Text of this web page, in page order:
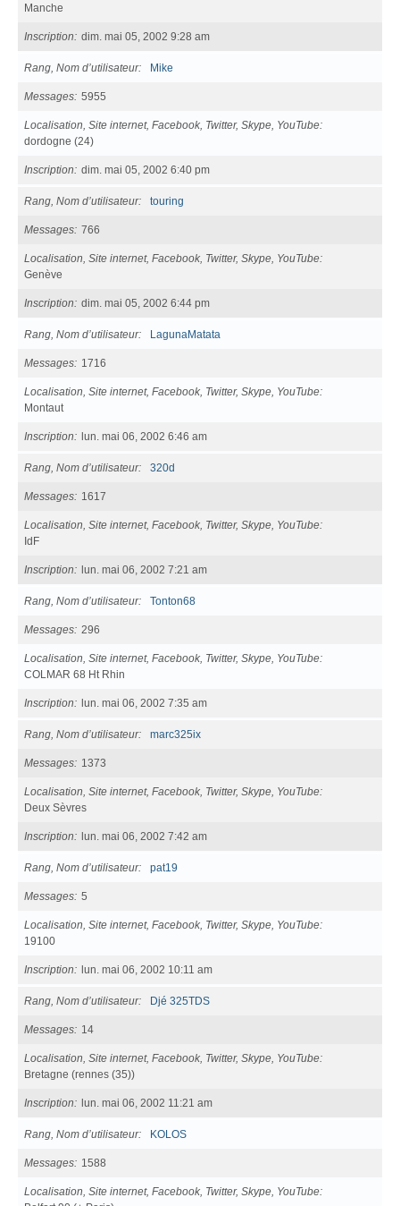
Manche
Inscription dim. mai 05, 2002 9:28 am
Rang, Nom d’utilisateur Mike
Messages 5955
Localisation, Site internet, Facebook, Twitter, Skype, YouTube
dordogne (24)
Inscription dim. mai 05, 2002 6:40 pm
Rang, Nom d’utilisateur touring
Messages 766
Localisation, Site internet, Facebook, Twitter, Skype, YouTube
Genève
Inscription dim. mai 05, 2002 6:44 pm
Rang, Nom d’utilisateur LagunaMatata
Messages 1716
Localisation, Site internet, Facebook, Twitter, Skype, YouTube
Montaut
Inscription lun. mai 06, 2002 6:46 am
Rang, Nom d’utilisateur 320d
Messages 1617
Localisation, Site internet, Facebook, Twitter, Skype, YouTube
IdF
Inscription lun. mai 06, 2002 7:21 am
Rang, Nom d’utilisateur Tonton68
Messages 296
Localisation, Site internet, Facebook, Twitter, Skype, YouTube
COLMAR 68 Ht Rhin
Inscription lun. mai 06, 2002 7:35 am
Rang, Nom d’utilisateur marc325ix
Messages 1373
Localisation, Site internet, Facebook, Twitter, Skype, YouTube
Deux Sèvres
Inscription lun. mai 06, 2002 7:42 am
Rang, Nom d’utilisateur pat19
Messages 5
Localisation, Site internet, Facebook, Twitter, Skype, YouTube
19100
Inscription lun. mai 06, 2002 10:11 am
Rang, Nom d’utilisateur Djé 325TDS
Messages 14
Localisation, Site internet, Facebook, Twitter, Skype, YouTube
Bretagne (rennes (35))
Inscription lun. mai 06, 2002 11:21 am
Rang, Nom d’utilisateur KOLOS
Messages 1588
Localisation, Site internet, Facebook, Twitter, Skype, YouTube